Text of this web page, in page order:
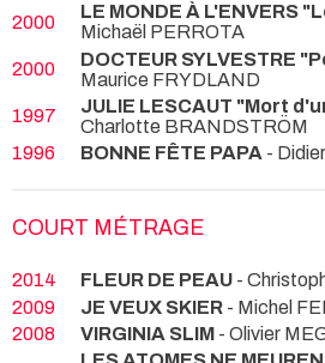
2000
LE MONDE À L'ENVERS
Michaël PERROTA
2000
DOCTEUR SYLVESTRE
Maurice FRYDLAND
1997
JULIE LESCAUT "Mort
Charlotte BRANDSTRÖM
1996
BONNE FÊTE PAPA -
COURT MÉTRAGE
2014 FLEUR DE PEAU -
2009
JE VEUX SKIER - Michel
2008
VIRGINIA SLIM - Olivier